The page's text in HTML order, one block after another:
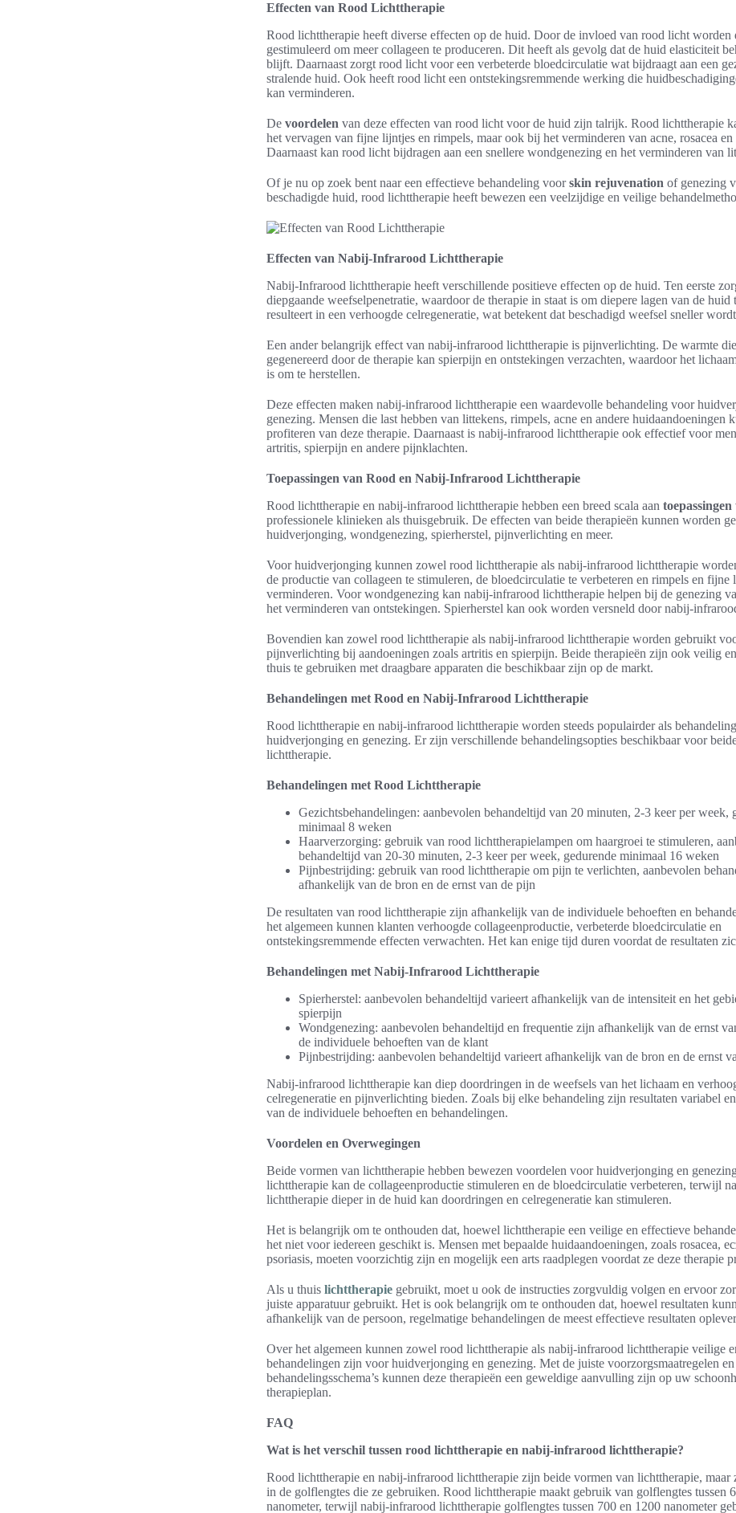
Effecten van Rood Lichttherapie
Rood lichttherapie heeft diverse effecten op de huid. Door de invloed van rood licht worden
gestimuleerd om meer collageen te produceren. Dit heeft als gevolg dat de huid elasticiteit
blijft. Daarnaast zorgt rood licht voor een verbeterde bloedcirculatie wat bijdraagt aan een
stralende huid. Ook heeft rood licht een ontstekingsremmende werking die
kan verminderen.
De voordelen van deze effecten van rood licht voor de huid zijn talrijk. Rood lichttherapie
het vervagen van fijne lijntjes en rimpels, maar ook bij het verminderen van acne, rosacea en
Daarnaast kan rood licht bijdragen aan een snellere wondgenezing en het verminderen van
Of je nu op zoek bent naar een effectieve behandeling voorskin rejuvenation of genezing
beschadigde huid, rood lichttherapie heeft bewezen een veelzijdige en veilige
Effecten van Nabij-Infrarood Lichttherapie
Nabij-Infrarood lichttherapie heeft verschillende positieve effecten op de huid. Ten eerste
diepgaande weefselpenetratie, waardoor de therapie in staat is om diepere lagen van de
resulteert in een verhoogde celregeneratie, wat betekent dat beschadigd weefsel sneller
Een ander belangrijk effect van nabij-infrarood lichttherapie is pijnverlichting. De warmte
gegenereerd door de therapie kan spierpijn en ontstekingen verzachten, waardoor het
is om te herstellen.
Deze effecten maken nabij-infrarood lichttherapie een waardevolle behandeling voor
genezing. Mensen die last hebben van littekens, rimpels, acne en andere huidaandoeningen
profiteren van deze therapie. Daarnaast is nabij-infrarood lichttherapie ook effectief voor
artritis, spierpijn en andere pijnklachten.
Toepassingen van Rood en Nabij-Infrarood Lichttherapie
Rood lichttherapie en nabij-infrarood lichttherapie hebben een breed scala aan toepassingen
professionele klinieken als thuisgebruik. De effecten van beide therapieën kunnen worden
huidverjonging, wondgenezing, spierherstel, pijnverlichting en meer.
Voor huidverjonging kunnen zowel rood lichttherapie als nabij-infrarood lichttherapie
de productie van collageen te stimuleren, de bloedcirculatie te verbeteren en rimpels en fijne
verminderen. Voor wondgenezing kan nabij-infrarood lichttherapie helpen bij de genezing
het verminderen van ontstekingen. Spierherstel kan ook worden versneld door nabij-
Bovendien kan zowel rood lichttherapie als nabij-infrarood lichttherapie worden gebruikt
pijnverlichting bij aandoeningen zoals artritis en spierpijn. Beide therapieën zijn ook veilig
thuis te gebruiken met draagbare apparaten die beschikbaar zijn op de markt.
Behandelingen met Rood en Nabij-Infrarood Lichttherapie
Rood lichttherapie en nabij-infrarood lichttherapie worden steeds populairder als
huidverjonging en genezing. Er zijn verschillende behandelingsopties beschikbaar voor
lichttherapie.
Behandelingen met Rood Lichttherapie
Gezichtsbehandelingen: aanbevolen behandeltijd van 20 minuten, 2-3 keer per week,
minimaal 8 weken
Haarverzorging: gebruik van rood lichttherapielampen om haargroei te stimuleren,
behandeltijd van 20-30 minuten, 2-3 keer per week, gedurende minimaal 16 weken
Pijnbestrijding: gebruik van rood lichttherapie om pijn te verlichten, aanbevolen
afhankelijk van de bron en de ernst van de pijn
De resultaten van rood lichttherapie zijn afhankelijk van de individuele behoeften en
het algemeen kunnen klanten verhoogde collageenproductie, verbeterde bloedcirculatie en
ontstekingsremmende effecten verwachten. Het kan enige tijd duren voordat de resultaten
Behandelingen met Nabij-Infrarood Lichttherapie
Spierherstel: aanbevolen behandeltijd varieert afhankelijk van de intensiteit en het
spierpijn
Wondgenezing: aanbevolen behandeltijd en frequentie zijn afhankelijk van de ernst
de individuele behoeften van de klant
Pijnbestrijding: aanbevolen behandeltijd varieert afhankelijk van de bron en de ernst
Nabij-infrarood lichttherapie kan diep doordringen in de weefsels van het lichaam en
celregeneratie en pijnverlichting bieden. Zoals bij elke behandeling zijn resultaten variabel
van de individuele behoeften en behandelingen.
Voordelen en Overwegingen
Beide vormen van lichttherapie hebben bewezen voordelen voor huidverjonging en
lichttherapie kan de collageenproductie stimuleren en de bloedcirculatie verbeteren, terwijl
lichttherapie dieper in de huid kan doordringen en celregeneratie kan stimuleren.
Het is belangrijk om te onthouden dat, hoewel lichttherapie een veilige en effectieve
het niet voor iedereen geschikt is. Mensen met bepaalde huidaandoeningen, zoals rosacea,
psoriasis, moeten voorzichtig zijn en mogelijk een arts raadplegen voordat ze deze therapie
Als u thuis lichttherapie gebruikt, moet u ook de instructies zorgvuldig volgen en ervoor
juiste apparatuur gebruikt. Het is ook belangrijk om te onthouden dat, hoewel resultaten
afhankelijk van de persoon, regelmatige behandelingen de meest effectieve resultaten
Over het algemeen kunnen zowel rood lichttherapie als nabij-infrarood lichttherapie veilige
behandelingen zijn voor huidverjonging en genezing. Met de juiste voorzorgsmaatregelen en
behandelingsschema’s kunnen deze therapieën een geweldige aanvulling zijn op uw
therapieplan.
FAQ
Wat is het verschil tussen rood lichttherapie en nabij-infrarood lichttherapie?
Rood lichttherapie en nabij-infrarood lichttherapie zijn beide vormen van lichttherapie, maar
in de golflengtes die ze gebruiken. Rood lichttherapie maakt gebruik van golflengtes tussen
nanometer, terwijl nabij-infrarood lichttherapie golflengtes tussen 700 en 1200 nanometer